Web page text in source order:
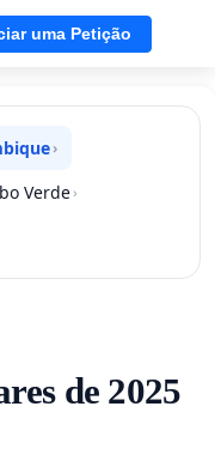
uma Petição
›
Verde›
de 2025